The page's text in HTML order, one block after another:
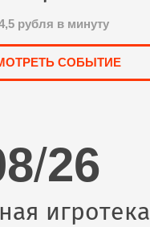
рубля в минуту
СОБЫТИЕ
/26
игротека